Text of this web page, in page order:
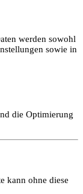
werden sowohl
sowie in
die Optimierung
kann ohne diese